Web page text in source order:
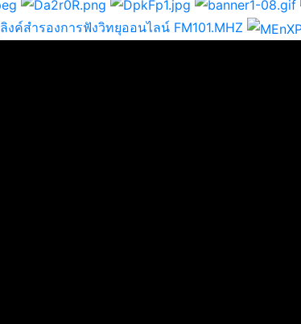
ลิงค์สำรองการฟังวิทยุออนไลน์ FM101.MHZ